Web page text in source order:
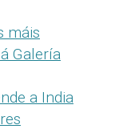
máis
Galería
a India